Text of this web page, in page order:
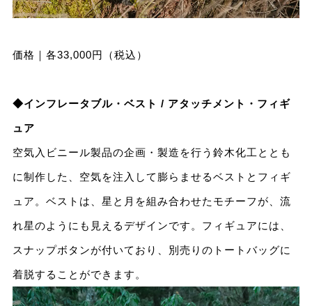
価格｜各33,000円（税込）
◆インフレータブル・ベスト / アタッチメント・フィギ
ュア
空気入ビニール製品の企画・製造を行う鈴木化工ととも
に制作した、空気を注入して膨らませるベストとフィギ
ュア。ベストは、星と月を組み合わせたモチーフが、流
れ星のようにも見えるデザインです。フィギュアには、
スナップボタンが付いており、別売りのトートバッグに
着脱することができます。